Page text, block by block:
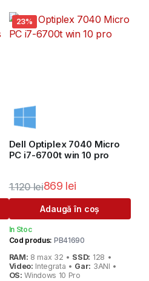
23%
Dell Optiplex 7040 Micro
PC i7-6700t win 10 pro
1.120lei
Prețul
inițial
a
1.120 lei.
869 lei
Prețul
curent
este:
Adaugă în coș
In Stoc
Cod produs: PB41690
RAM: 8 max 32 • SSD: 128 •
Video: Integrata • Gar: 3ANI •
OS: Windows 10 Pro